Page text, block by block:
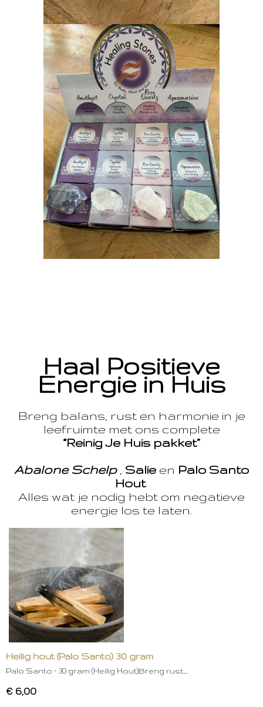
Haal Positieve
Energie in Huis
Breng balans, rust en harmonie in je
leefruimte met ons complete
“Reinig Je Huis pakket”
Abalone Schelp, Salie en Palo Santo
Hout
Alles wat je nodig hebt om negatieve
energie los te laten.
Heilig hout (Palo Santo) 30 gram
Palo Santo – 30 gram (Heilig Hout)Breng rust,…
€ 6,00